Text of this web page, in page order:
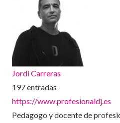
Jordi Carreras
197 entradas
https://www.profesionaldj.es
Pedagogo y docente de